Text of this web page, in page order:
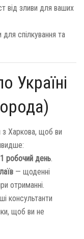
від зливи для ваших
для спілкування та
Україні
з Харкова, щоб ви
1 робочий день.
— щоденні
отриманні.
консультанти
щоб ви не